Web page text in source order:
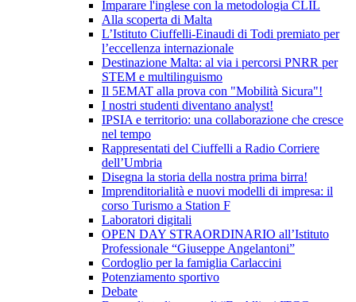
Imparare l'inglese con la metodologia CLIL
Alla scoperta di Malta
L’Istituto Ciuffelli-Einaudi di Todi premiato per
l’eccellenza internazionale
Destinazione Malta: al via i percorsi PNRR per
STEM e multilinguismo
Il 5EMAT alla prova con "Mobilità Sicura"!
I nostri studenti diventano analyst!
IPSIA e territorio: una collaborazione che cresce
nel tempo
Rappresentati del Ciuffelli a Radio Corriere
dell’Umbria
Disegna la storia della nostra prima birra!
Imprenditorialità e nuovi modelli di impresa: il
corso Turismo a Station F
Laboratori digitali
OPEN DAY STRAORDINARIO all’Istituto
Professionale “Giuseppe Angelantoni”
Cordoglio per la famiglia Carlaccini
Potenziamento sportivo
Debate